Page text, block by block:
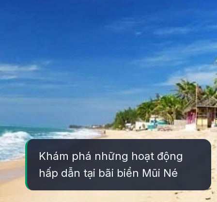
Khám phá những hoạt động
hấp dẫn tại bãi biển Mũi Né